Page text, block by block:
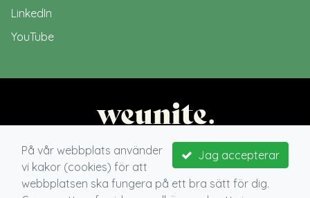
LinkedIn
YouTube
Jag accepterar
På vår webbplats använder
vi kakor (cookies) för att
webbplatsen ska fungera på ett bra sätt för dig.